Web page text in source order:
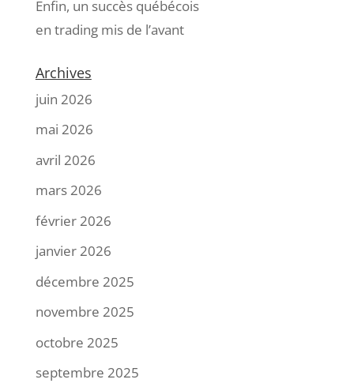
Enfin, un succès québécois
en trading mis de l’avant
Archives
juin 2026
mai 2026
avril 2026
mars 2026
février 2026
janvier 2026
décembre 2025
novembre 2025
octobre 2025
septembre 2025